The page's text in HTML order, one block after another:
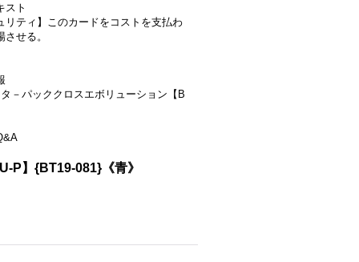
スト
リティ】このカードをコストを支払わ
させる。
－パッククロスエボリューション【B
P】{BT19-081}《青》